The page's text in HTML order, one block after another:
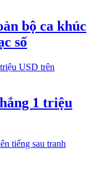
bộ ca khúc
số
1 triệu